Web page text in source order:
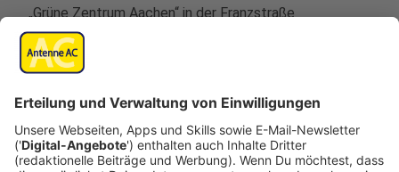
„Grüne Zentrum Aachen“ in der Franzstraße
angegriffen.
Laut den Aachener Grünen sind mehrere Scheiben
Spraydosen auf die Scheiben geschrieben worden. Die
Höhe des Sachschadens ist noch unbekannt, Personen
sind nicht verletzt worden.